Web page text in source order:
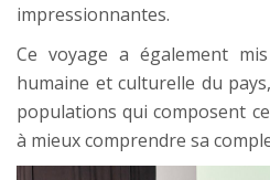
impressionnantes.
Ce voyage a également
humaine et culturelle du
populations qui composent
à mieux comprendre sa